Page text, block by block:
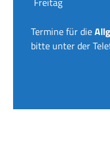
Termine für die
bitte unter der